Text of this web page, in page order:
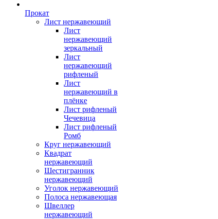
Прокат
Лист нержавеющий
Лист
нержавеющий
зеркальный
Лист
нержавеющий
рифленый
Лист
нержавеющий в
плёнке
Лист рифленый
Чечевица
Лист рифленый
Ромб
Круг нержавеющий
Квадрат
нержавеющий
Шестигранник
нержавеющий
Уголок нержавеющий
Полоса нержавеющая
Швеллер
нержавеющий